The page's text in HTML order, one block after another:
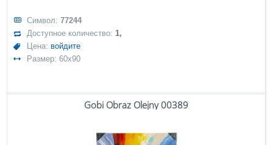
Символ:77244
Доступное количество:1,
Цена: войдите
Размер: 60x90
Gobi Obraz Olejny 00389